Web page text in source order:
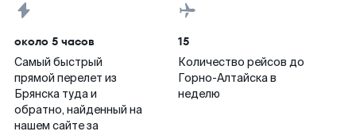
около 5 часов
Самый быстрый
прямой перелет из
Брянска туда и
обратно, найденный на
нашем сайте за
15
Количество рейсов до
Горно-Алтайска в
неделю